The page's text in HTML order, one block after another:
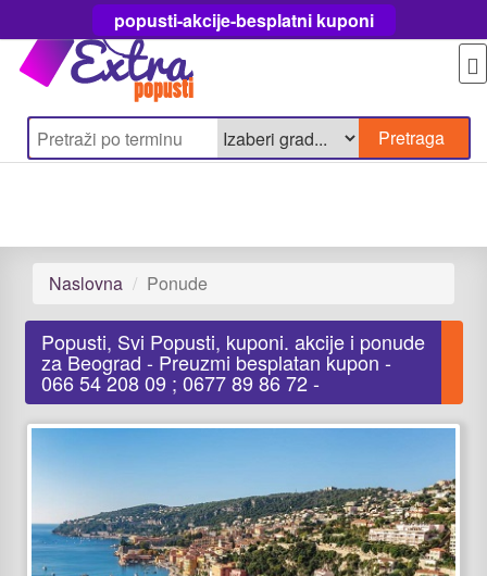
popusti-akcije-besplatni kuponi
Naslovna Ponude
Popusti, Svi Popusti, kuponi. akcije i ponude
za Beograd - Preuzmi besplatan kupon -
066 54 208 09 ; 0677 89 86 72 -